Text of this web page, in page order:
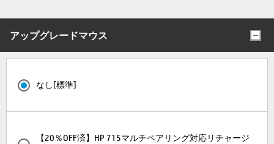
アップグレードマウス
なし[標準]
【20％OFF済】HP 715マルチペアリング対応リチャージ